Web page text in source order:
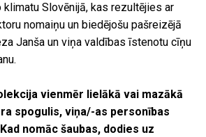
Slovēnijā, kas rezultējies ar
nomaiņu un biedējošu pašreizējā
Janša un viņa valdības īstenotu cīņu
vienmēr lielākā vai mazākā
spogulis, viņa/-as personības
nomāc šaubas, dodies uz